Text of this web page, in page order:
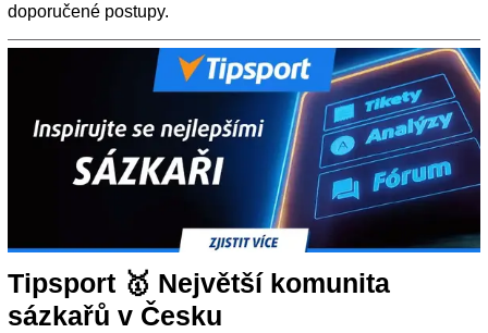
doporučené postupy.
Tipsport 🥇 Největší komunita
sázkařů v Česku